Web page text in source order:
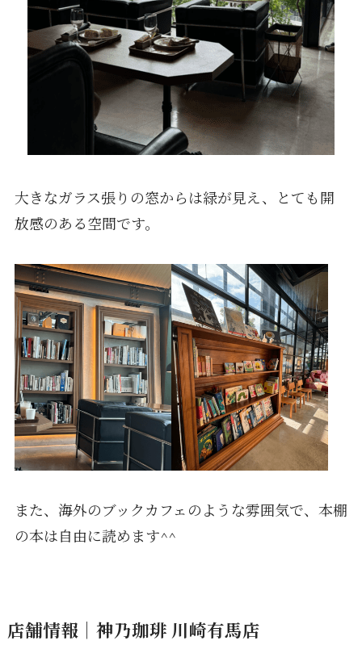
大きなガラス張りの窓からは緑が見え、とても開
放感のある空間です。
また、海外のブックカフェのような雰囲気で、本棚
の本は自由に読めます^^
店舗情報｜神乃珈琲 川崎有馬店